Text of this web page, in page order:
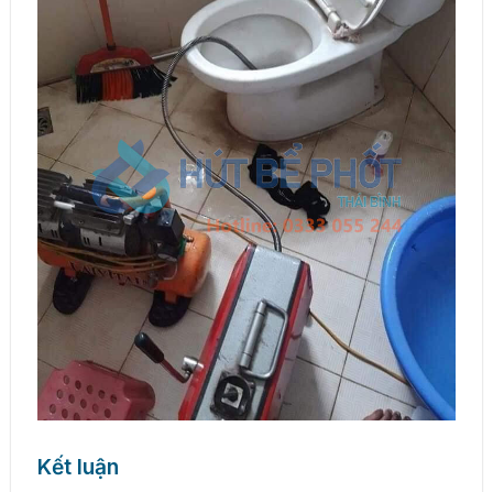
Kết luận